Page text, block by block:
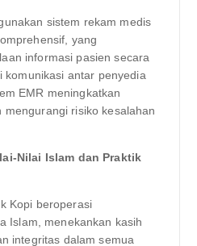
sistem rekam medis
yang
informasi pasien secara
komunikasi antar penyedia
EMR meningkatkan
mengurangi risiko kesalahan
Nilai Islam dan Praktik
Kopi beroperasi
Islam, menekankan kasih
integritas dalam semua